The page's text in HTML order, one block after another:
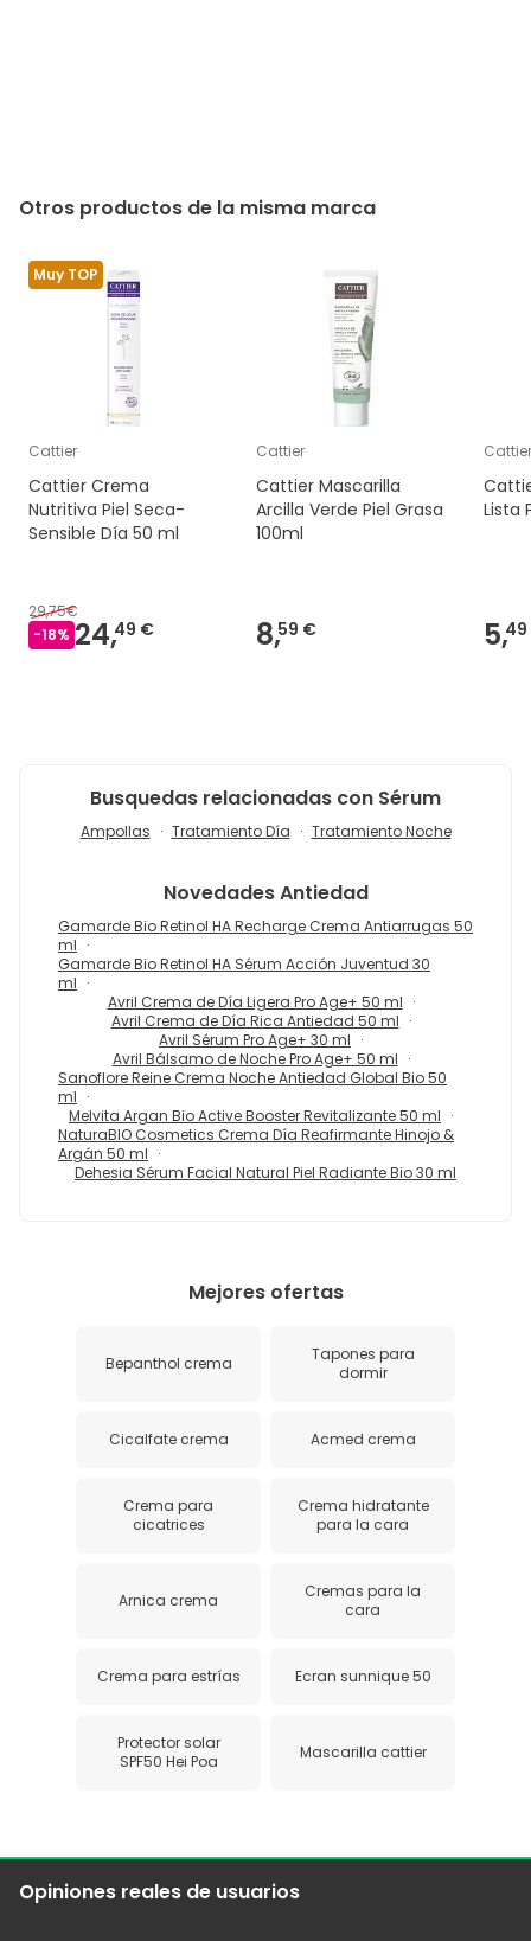
Otros productos de la misma marca
Muy TOP
Cattier
Cattier Crema
Nutritiva Piel Seca-
Sensible Día 50 ml
29,75€
-18% 24,49 €
Cattier
Cattier Mascarilla
Arcilla Verde Piel Grasa
100ml
8,59 €
Cattier
Lista
5,
Busquedas relacionadas con Sérum
Ampollas Tratamiento Día Tratamiento Noche
NovedadesAntiedad
Gamarde Bio Retinol HA Recharge Crema Antiarrugas 50
ml
Gamarde Bio Retinol HA Sérum Acción Juventud 30
ml
Avril Crema de Día Ligera Pro Age+ 50 ml
Avril Crema de Día Rica Antiedad 50 ml
Avril Sérum Pro Age+ 30 ml
Avril Bálsamo de Noche Pro Age+ 50 ml
Sanoflore Reine Crema Noche Antiedad Global Bio 50
ml
Melvita Argan Bio Active Booster Revitalizante 50 ml
NaturaBIO Cosmetics Crema Día Reafirmante Hinojo &
Argán 50 ml
Dehesia Sérum Facial Natural Piel Radiante Bio 30 ml
Mejores ofertas
Bepanthol crema
Tapones para
dormir
Cicalfate crema Acmed crema
Crema para
cicatrices
Crema hidratante
para la cara
Arnica crema
Cremas para la
cara
Crema para estrías Ecran sunnique 50
Protector solar
SPF50 Hei Poa
Mascarilla cattier
Opiniones reales de usuarios